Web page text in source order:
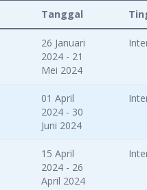
Tanggal
26 Januari
2024 - 21
Mei 2024
01 April
2024 - 30
Juni 2024
15 April
2024 - 26
April 2024